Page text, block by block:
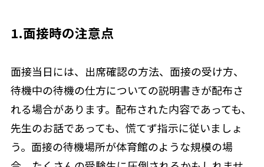
1.面接時の注意点
面接当日には、出席確認の方法、面接の受け方、
待機中の待機の仕方についての説明書きが配布さ
れる場合があります。配布された内容であっても、
先生のお話であっても、慌てず指示に従いましょ
う。面接の待機場所が体育館のような規模の場